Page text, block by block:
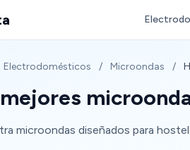
Electrodomésticos / Microondas /
microondas diseñados para